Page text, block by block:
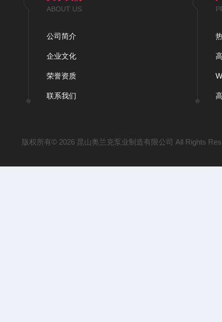
ABOUT US
公司简介
企业文化
荣誉资质
联系我们
版权所有© 2026 昆山奥兰克泵业制造有限公司 All Rights